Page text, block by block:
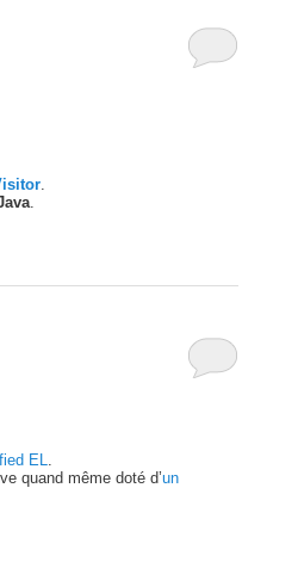
.
.
EL
quand même doté d’un